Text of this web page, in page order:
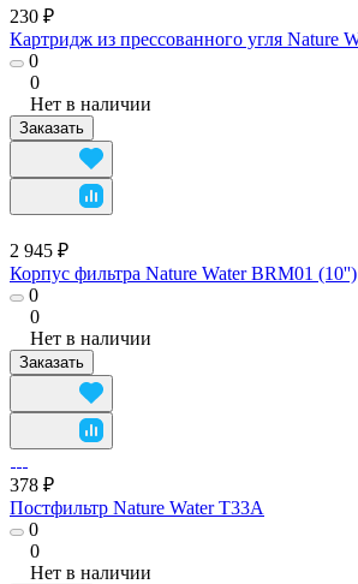
230 ₽
Картридж из прессованного угля Nature
0
0
Нет в наличии
Заказать
2 945 ₽
Корпус фильтра Nature Water BRM01 (10'')
0
0
Нет в наличии
Заказать
378 ₽
Постфильтр Nature Water T33A
0
0
Нет в наличии